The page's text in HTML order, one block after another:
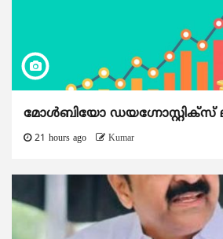
മോൾബിയോ ഡയഗ്നോസ്റ്റിക്സ്
21 hours ago Kumar